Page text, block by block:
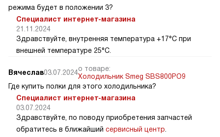
режима будет в положении 3?
Специалист интернет-магазина
21.11.2024
Здравствуйте, внутренняя температура +17°C при
внешней температуре 25°C.
Вячеслав03.07.2024о товаре:
Холодильник Smeg SBS800PO9
Где купить полки для этого холодильника?
Специалист интернет-магазина
03.07.2024
Здравствуйте, по поводу приобретения запчастей
обратитесь в ближайший сервисный центр